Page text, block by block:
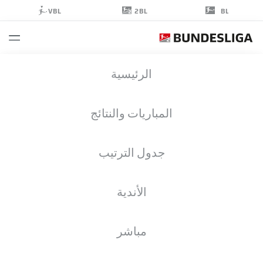
BL
2BL
VBL
الرئيسية
المباريات والنتائج
جدول الترتيب
الأندية
مباشر